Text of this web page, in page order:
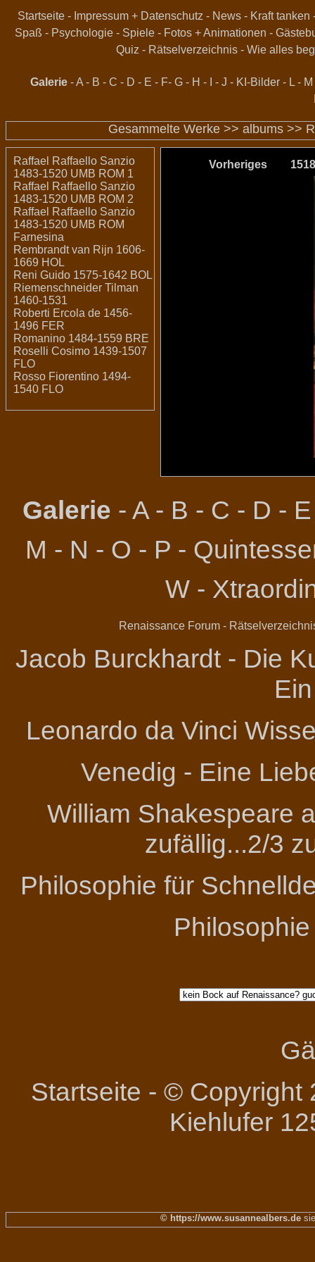
Startseite- Impressum + Datenschutz - News- Kraft tanken
Spaß - Psychologie- Spiele- Fotos + Animationen -
Quiz - Rätselverzeichnis - Wie alles
Galerie -A - B - C - D - E - F- G - H - - J - KI-Bilder - L - M
Gesammelte Werke >> albums >>
Raffael Raffaello Sanzio
1483-1520 UMB ROM 1
Raffael Raffaello Sanzio
1483-1520 UMB ROM 2
Raffael Raffaello Sanzio
1483-1520 UMB ROM
Farnesina
Rembrandt van Rijn 1606-
1669 HOL
Reni Guido 1575-1642 BOL
Riemenschneider Tilman
1460-1531
Roberti Ercola de 1456-
1496 FER
Romanino 1484-1559 BRE
Roselli Cosimo 1439-1507
FLO
Rosso Fiorentino 1494-
1540 FLO
Vorheriges
Galerie - A- B - C - D - E
M - N - O - P -
W -
Renaissance Forum-
Jacob Burckhardt - Die
Leonardo da Vinci
Venedig - Eine
William Shakespeare
zufällig...2/3
Philosophie für
Startseite - © Copyright
Kiehlufer
© https://www.susannealbers.de